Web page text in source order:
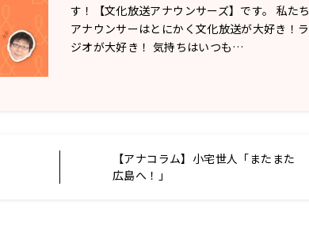
す！【文化放送アナウンサーズ】です。 私たち
アナウンサーはとにかく文化放送が大好き！ラ
ジオが大好き！ 気持ちはいつも…
【アナコラム】小宅世人「またまた
広島へ！」